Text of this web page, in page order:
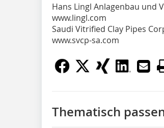
Hans Lingl Anlagenbau und
www.lingl.com
Saudi Vitrified Clay Pipes
www.svcp-sa.com
Thematisch